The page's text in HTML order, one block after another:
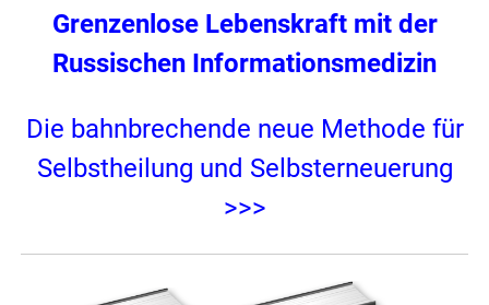
Grenzenlose Lebenskraft mit der
Russischen Informationsmedizin
Die bahnbrechende neue Methode für
Selbstheilung und Selbsterneuerung
>>>